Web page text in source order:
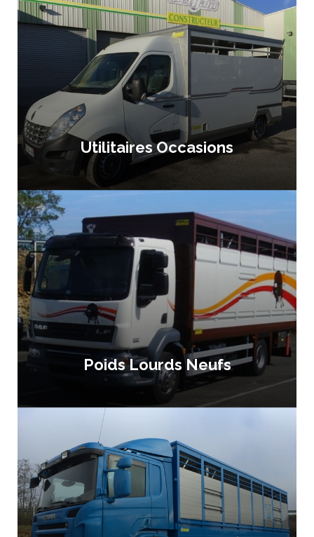
Utilitaires Occasions
Poids Lourds Neufs